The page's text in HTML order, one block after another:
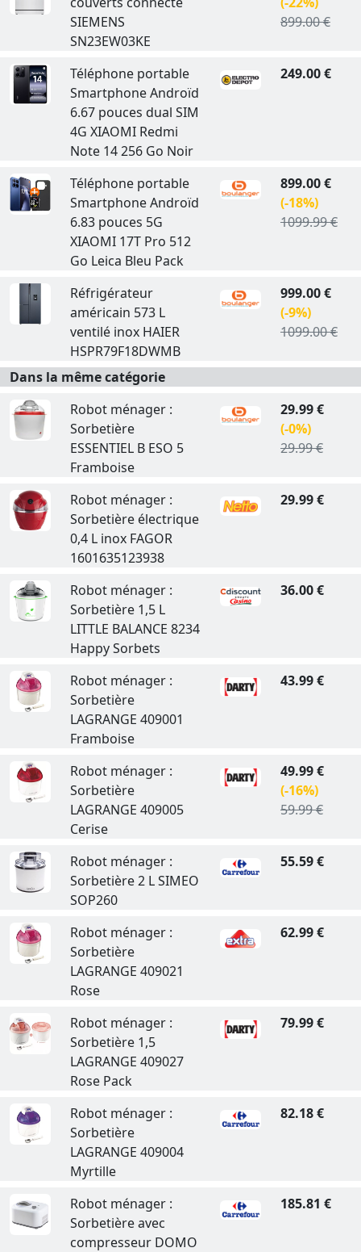
SIEMENS
SN23EW03KE
899.00 €
Téléphone portable
Smartphone Androïd
6.67 pouces dual SIM
4G XIAOMI Redmi
Note 14 256 Go Noir
249.00 €
Téléphone portable
Smartphone Androïd
6.83 pouces 5G
XIAOMI 17T Pro 512
Go Leica Bleu Pack
899.00 €
(-18%)
1099.99 €
Réfrigérateur
américain 573 L
ventilé inox HAIER
HSPR79F18DWMB
999.00 €
(-9%)
1099.00 €
Dans la même catégorie
Robot ménager :
Sorbetière
ESSENTIEL B ESO 5
Framboise
29.99 €
(-0%)
29.99 €
Robot ménager :
Sorbetière électrique
0,4 L inox FAGOR
1601635123938
29.99 €
Robot ménager :
Sorbetière 1,5 L
LITTLE BALANCE 8234
Happy Sorbets
36.00 €
Robot ménager :
Sorbetière
LAGRANGE 409001
Framboise
43.99 €
Robot ménager :
Sorbetière
LAGRANGE 409005
Cerise
49.99 €
(-16%)
59.99 €
Robot ménager :
Sorbetière 2 L SIMEO
SOP260
55.59 €
Robot ménager :
Sorbetière
LAGRANGE 409021
Rose
62.99 €
Robot ménager :
Sorbetière 1,5
LAGRANGE 409027
Rose Pack
79.99 €
Robot ménager :
Sorbetière
LAGRANGE 409004
Myrtille
82.18 €
Robot ménager :
Sorbetière avec
compresseur DOMO
185.81 €